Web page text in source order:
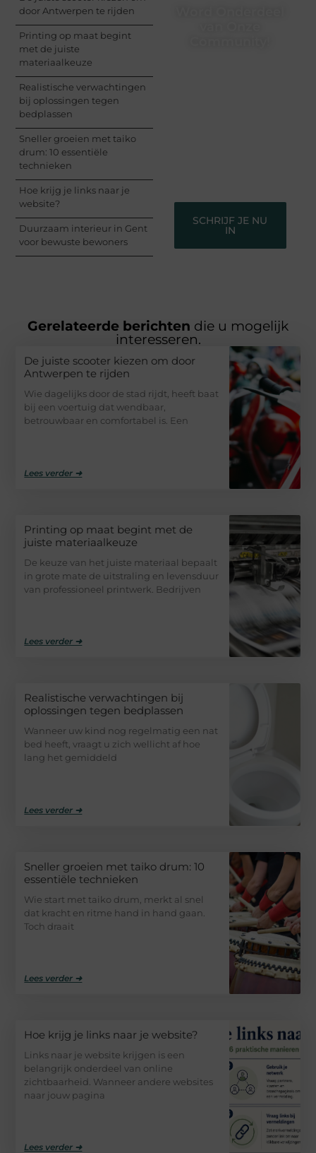
door Antwerpen te rijden
Printing op maat begint
met de juiste
materiaalkeuze
Realistische verwachtingen
bij oplossingen tegen
bedplassen
Sneller groeien met taiko
drum: 10 essentiële
technieken
Hoe krijg je links naar je
website?
Duurzaam interieur in Gent
voor bewuste bewoners
SCHRIJF JE NU
IN
Gerelateerde berichten die u mogelijk
interesseren.
De juiste scooter kiezen om door
Antwerpen te rijden
Wie dagelijks door de stad rijdt, heeft baat
bij een voertuig dat wendbaar,
betrouwbaar en comfortabel is. Een
Lees verder ➜
Printing op maat begint met de
juiste materiaalkeuze
De keuze van het juiste materiaal bepaalt
in grote mate de uitstraling en levensduur
van professioneel printwerk. Bedrijven
Lees verder ➜
Realistische verwachtingen bij
oplossingen tegen bedplassen
Wanneer uw kind nog regelmatig een nat
bed heeft, vraagt u zich wellicht af hoe
lang het gemiddeld
Lees verder ➜
Sneller groeien met taiko drum: 10
essentiële technieken
Wie start met taiko drum, merkt al snel
dat kracht en ritme hand in hand gaan.
Toch draait
Lees verder ➜
Hoe krijg je links naar je website?
Links naar je website krijgen is een
belangrijk onderdeel van online
zichtbaarheid. Wanneer andere websites
naar jouw pagina
Lees verder ➜